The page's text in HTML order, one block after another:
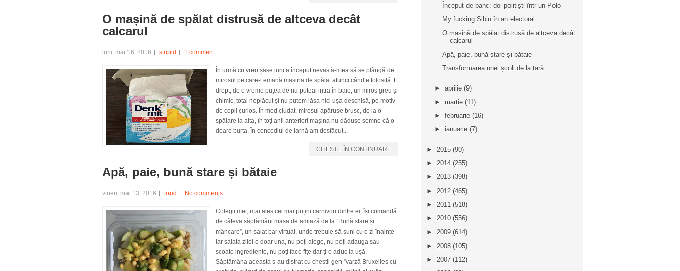
O mașină de spălat distrusă de altceva decât
calcarul
luni, mai 16, 2016 stupid 1 comment
În urmă cu vreo șase luni a început nevastă-mea să se plângă de
mirosul pe care-l emană mașina de spălat atunci când e folosită. E
drept, de o vreme puțea de nu puteai intra în baie, un miros greu și
chimic, total neplăcut și nu putem lăsa nici ușa deschisă, pe motiv
de copil curios. În mod ciudat, mirosul apăruse brusc, de la o
spălare la alta, în toți anii anteriori mașina nu dăduse semne că o
doare burta. În concediul de iarnă am desfăcut...
CITEȘTE ÎN CONTINUARE
Apă, paie, bună stare și bătaie
vineri, mai 13, 2016 food No comments
Colegii mei, mai ales cei mai puțini carnivori dintre ei, își comandă
de câteva săptămâni masa de amiază de la ”Bună stare și
mâncare”, un salat bar virtual, unde trebuie să suni cu o zi înainte
iar salata zilei e doar una, nu poți alege, nu poți adauga sau
scoate ingrediente, nu poți face fițe dar ți-o aduc la ușă.
Săptămâna aceasta s-au distrat cu chestii gen ”varză Bruxelles cu
Început de banc: doi politiști într-un Polo
My fucking Sibiu în an electoral
O mașină de spălat distrusă de altceva decât
calcarul
Apă, paie, bună stare și bătaie
Transformarea unei școli de la țară
► aprilie (9)
► martie (11)
► februarie (16)
► ianuarie (7)
► 2015 (90)
► 2014 (255)
► 2013 (398)
► 2012 (465)
► 2011 (518)
► 2010 (556)
► 2009 (614)
► 2008 (105)
► 2007 (112)